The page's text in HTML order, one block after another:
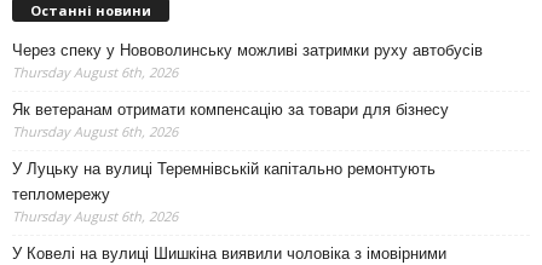
Останні новини
Через спеку у Нововолинську можливі затримки руху автобусів
Thursday August 6th, 2026
Як ветеранам отримати компенсацію за товари для бізнесу
Thursday August 6th, 2026
У Луцьку на вулиці Теремнівській капітально ремонтують
тепломережу
Thursday August 6th, 2026
У Ковелі на вулиці Шишкіна виявили чоловіка з імовірними